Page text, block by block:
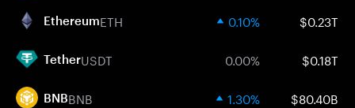
EthereumETH 0.10% $0.23T
TetherUSDT 0.00% $0.18T
BNBBNB 1.30% $80.40B